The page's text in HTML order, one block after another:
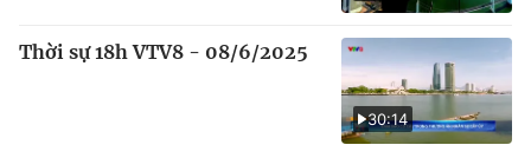
30:14
Thời sự 18h VTV8 - 08/6/2025